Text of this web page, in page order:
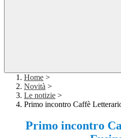
Home >
Novità >
Le notizie >
Primo incontro Caffè
Primo incontro